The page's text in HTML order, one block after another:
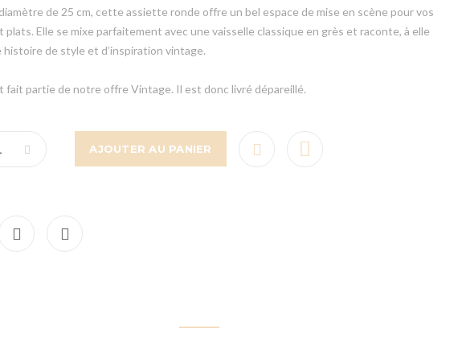
de 25 cm, cette assiette ronde offre un bel espace de mise en scène pour vos
plats. Elle se mixe parfaitement avec une vaisselle classique en grès et raconte, à elle
histoire de style et d’inspiration vintage.
fait partie de notre offre Vintage. Il est donc livré dépareillé.
AJOUTER AU PANIER